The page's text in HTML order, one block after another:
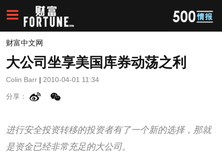
财富中文网
大公司坐享美国库券动荡之利
Colin Barr | 2010-04-01 11:34
分享：
进行安全投资转移的投资者有了一个新的选择，那就
是资金已经非常充足的大公司。